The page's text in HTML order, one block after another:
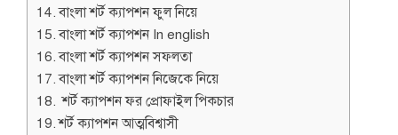
বাংলা শর্ট ক্যাপশন ফুল নিয়ে
বাংলা শর্ট ক্যাপশন In english
বাংলা শর্ট ক্যাপশন সফলতা
বাংলা শর্ট ক্যাপশন নিজেকে নিয়ে
শর্ট ক্যাপশন ফর প্রোফাইল পিকচার
শর্ট ক্যাপশন আত্মবিশ্বাসী